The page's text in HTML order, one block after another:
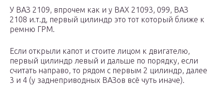
У ВАЗ 2109, впрочем как и у ВАХ 21093, 099, ВАЗ
2108 и.т.д, первый цилиндр это тот который ближе к
ремню ГРМ.
Если открыли капот и стоите лицом к двигателю,
первый цилиндр левый и дальше по порядку, если
считать направо, то рядом с первым 2 цилиндр, далее
3 и 4 (у заднеприводных ВАЗов всё чуть иначе).